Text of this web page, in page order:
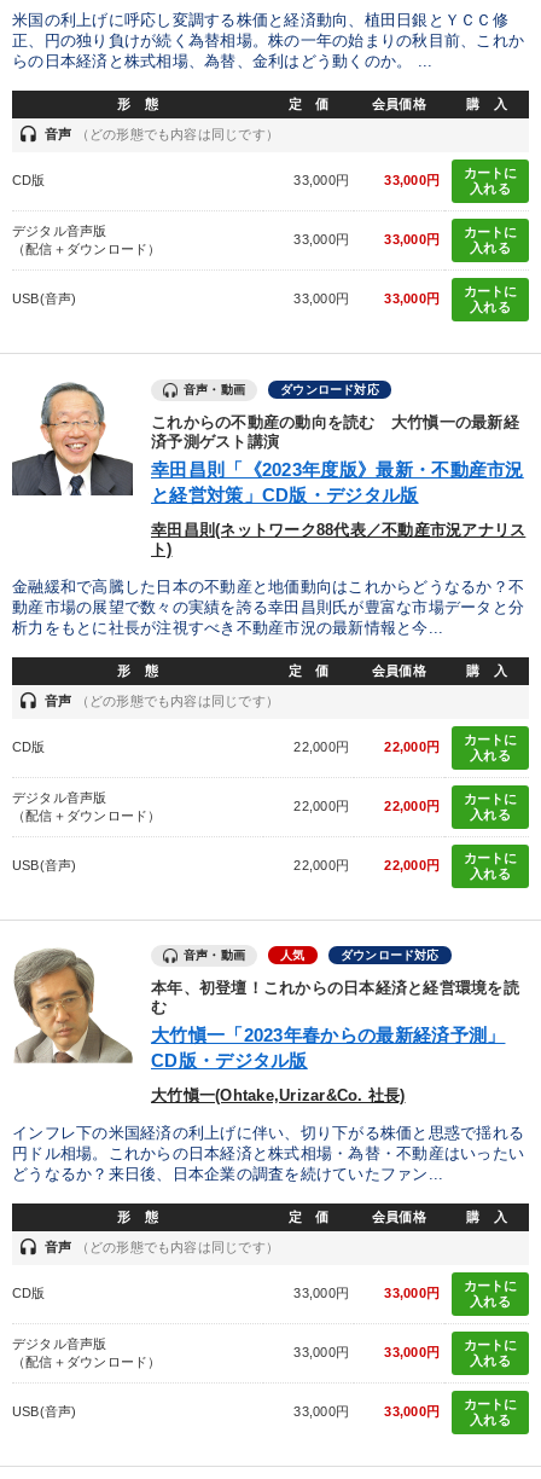
米国の利上げに呼応し変調する株価と経済動向、植田日銀とＹＣＣ修
正、円の独り負けが続く為替相場。株の一年の始まりの秋目前、これか
らの日本経済と株式相場、為替、金利はどう動くのか。 ...
形 態 定 価 会員価格 購 入
headset 音声 （どの形態でも内容は同じです）
CD版 33,000円 33,000円
カートに
入れる
デジタル音声版
（配信＋ダウンロード）
33,000円 33,000円
カートに
入れる
USB(音声) 33,000円 33,000円
カートに
入れる
音声・動画 ダウンロード対応
これからの不動産の動向を読む 大竹愼一の最新経
済予測ゲスト講演
幸田昌則「《2023年度版》最新・不動産市況
と経営対策」CD版・デジタル版
幸田昌則(ネットワーク88代表／不動産市況アナリス
ト)
金融緩和で高騰した日本の不動産と地価動向はこれからどうなるか？不
動産市場の展望で数々の実績を誇る幸田昌則氏が豊富な市場データと分
析力をもとに社長が注視すべき不動産市況の最新情報と今...
形 態 定 価 会員価格 購 入
headset 音声 （どの形態でも内容は同じです）
CD版 22,000円 22,000円
カートに
入れる
デジタル音声版
（配信＋ダウンロード）
22,000円 22,000円
カートに
入れる
USB(音声) 22,000円 22,000円
カートに
入れる
音声・動画 人気 ダウンロード対応
本年、初登壇！これからの日本経済と経営環境を読
む
大竹愼一「2023年春からの最新経済予測」
CD版・デジタル版
大竹愼一(Ohtake,Urizar&Co. 社長)
インフレ下の米国経済の利上げに伴い、切り下がる株価と思惑で揺れる
円ドル相場。これからの日本経済と株式相場・為替・不動産はいったい
どうなるか？来日後、日本企業の調査を続けていたファン...
形 態 定 価 会員価格 購 入
headset 音声 （どの形態でも内容は同じです）
CD版 33,000円 33,000円
カートに
入れる
デジタル音声版
（配信＋ダウンロード）
33,000円 33,000円
カートに
入れる
USB(音声) 33,000円 33,000円
カートに
入れる